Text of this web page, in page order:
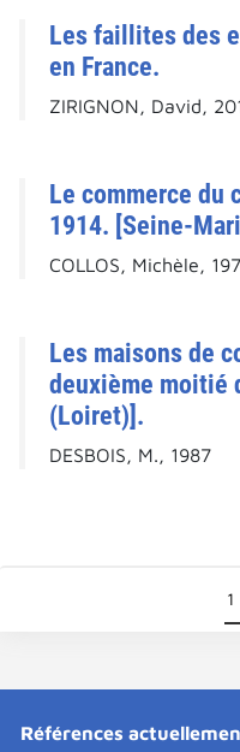
Les faillites des
en France.
ZIRIGNON, David,
Le commerce du
1914. [Seine-
COLLOS, Michèle,
Les maisons de
deuxième moitié
(Loiret)].
DESBOIS, M., 1987
Références